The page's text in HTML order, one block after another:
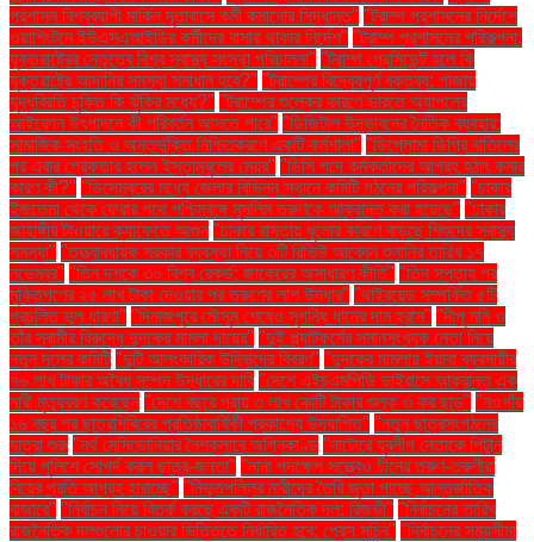
প্রশাসন বিশ্বব্যাপী মার্কিন দূতাবাসে কর্মী কমানোর সিদ্ধান্ত" "ট্রাম্প প্রশাসনের নির্দেশে
ওয়াশিংটনে ইউএসএআইডির কর্মীদের বাসায় থাকার নির্দেশ" "ট্রাম্প প্রশাসনের পরিকল্পনা:
যুক্তরাষ্ট্রের নেতৃত্বে বিশ্ব স্বাস্থ্য সংস্থা পরিচালনা" "ট্রাম্প প্রেসিডেন্ট হলে কি
যুক্তরাষ্ট্রে আদানির সমস্যা সমাধান হবে?" "ট্রাম্পের বিদ্বেষপূর্ণ বক্তব্য: গাজায়
যুদ্ধবিরতি চুক্তি কি ঝুঁকির মধ্যে?" "ট্রাম্পের শুল্কের কারণে ভারতে অ্যাপলের
আইফোন উৎপাদনে কী পরিবর্তন আসতে পারে" "ডিজিটাল উদ্ভাবনের নৈতিক ব্যবহার:
সামাজিক সংহতি ও অন্তর্ভুক্তি নিশ্চিতকরণে একটি কর্মশালা" "ডিপ্লোমা ডিগ্রি বাতিলের
পর এবার গ্রেফতার হলেন ইস্তাম্বুলের মেয়র" "ডিসি পদে কর্মকর্তাদের আগ্রহ হঠাৎ কমার
কারণ কী?" "ডিসেম্বরের মধ্যে জেলার বিভিন্ন স্থানে কমিটি গঠনের পরিকল্পনা" "ঢাকার
ইজতেমা থেকে ফেরার পথে পশ্চিমবঙ্গে মুসলিম তরুণকে আক্রান্ত করা হয়েছে" "ঢাকার
জাহাঙ্গীর টাওয়ারে ক্যাফেতে আগুন "ঢাকার রাস্তায় ধুলোর কারণে বাড়ছে শিশুদের স্বাস্থ্য
সমস্যা" "তত্ত্বাবধায়ক সরকার ব্যবস্থা নিয়ে ৩টি রিভিউ আবেদন শুনানির তারিখ ১৭
নভেম্বর" "তিন দশকে ৩০ বিশ্ব রেকর্ড: জাকেরের অসাধারণ কীর্তি" "তিন সপ্তাহ পর
মুক্তিপণের ২৫ লাখ টাকা দেওয়ার পর তরুণের লাশ উদ্ধার" "থাইরয়েড সম্পর্কিত ৫টি
প্রচলিত ভুল ধারণা" "দিনাজপুরে মৌসুম শেষেও সুগন্ধি ধানের দাম হ্রাস" "দীপু মনি ও
তাঁর স্বামীর বিরুদ্ধে দুদকের মামলা দায়ের" "দুই প্ল্যাটফর্মের সমানসংখ্যক নেতা নিয়ে
নতুন দলের কমিটি "দুটি আলংকারিক উদ্ভিদের বিবরণ" "দুদকের মামলায় ইয়াবা ব্যবসায়ীর
৭৬ লাখ টাকার অবৈধ সম্পদ উদ্ধারের দাবি "দেশে এইচএমপিভি ভাইরাসে আক্রান্ত এক
নারী মৃত্যুবরণ করেছেন "দেশে বছরে প্রায় ৩ লাখ কোটি টাকার শুল্ক ও কর ছাড়" "নওগাঁয়
১৬ বছর পর ছাত্রশিবিরের প্রতিষ্ঠাবার্ষিকী প্রকাশ্যে উদযাপিত" "নতুন ছাত্রসংগঠনের
যাত্রা শুরু "নর্থ মেসিডোনিয়ার নৈশক্লাবে অগ্নিকাণ্ড "নাটোরে যুবলীগ নেতাকে পিটুনি
দিয়ে পুলিশে সোপর্দ করল ছাত্র-জনতা" "নানা পদক্ষেপ সত্ত্বেও চীনের তরুণ-তরুণীরা
বিয়ের প্রতি আগ্রহ হারাচ্ছে" "নিভৃতপল্লির নারীদের তৈরি জুতা পাচ্ছে আন্তর্জাতিক
বাজারে" "নির্বাচন নিয়ে বিতর্ক করছে একটি রাজনৈতিক দল: রিজভী" "নির্বাচনের তারিখ
রাজনৈতিক দলগুলোর চাওয়ার ভিত্তিতে নির্ধারিত হবে: প্রেস সচিব" "নির্বাচনের সময়সীমা